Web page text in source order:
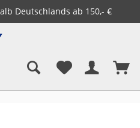
Deutschlands ab 150,- €